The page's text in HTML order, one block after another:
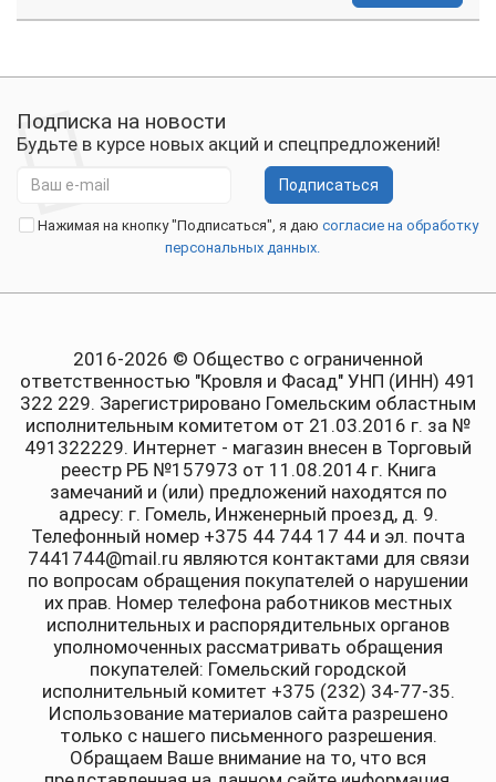
Подписка на новости
Будьте в курсе новых акций и спецпредложений!
Подписаться
Нажимая на кнопку "Подписаться", я даю согласие на обработку
персональных данных.
2016-2026 © Общество с ограниченной
ответственностью "Кровля и Фасад" УНП (ИНН) 491
322 229. Зарегистрировано Гомельским областным
исполнительным комитетом от 21.03.2016 г. за №
491322229. Интернет - магазин внесен в Торговый
реестр РБ №157973 от 11.08.2014 г. Книга
замечаний и (или) предложений находятся по
адресу: г. Гомель, Инженерный проезд, д. 9.
Телефонный номер +375 44 744 17 44 и эл. почта
7441744@mail.ru являются контактами для связи
по вопросам обращения покупателей о нарушении
их прав. Номер телефона работников местных
исполнительных и распорядительных органов
уполномоченных рассматривать обращения
покупателей: Гомельский городской
исполнительный комитет +375 (232) 34-77-35.
Использование материалов сайта разрешено
только с нашего письменного разрешения.
Обращаем Ваше внимание на то, что вся